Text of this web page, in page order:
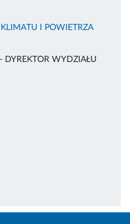
I POWIETRZA
DYREKTOR WYDZIAŁU